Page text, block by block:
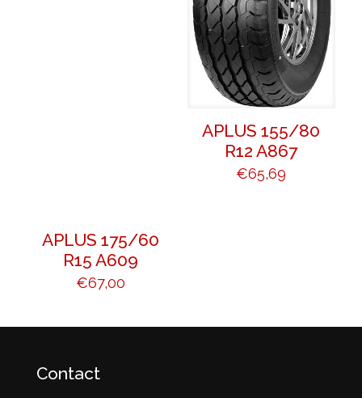
APLUS 155/80
R12 A867
€65,69
APLUS 175/60
R15 A609
€67,00
Contact